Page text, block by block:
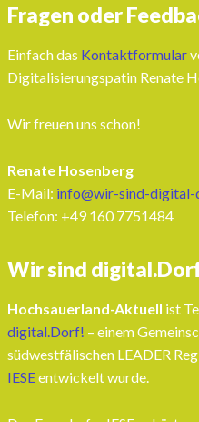
Fragen oder
Einfach das Kontaktformular
Digitalisierungspatin Renate
Wir freuen uns schon!
Renate Hosenberg
E-Mail: info@wir-sind-digital-
Telefon: ‭+49 160 7751484‬
Wir sind
Hochsauerland-Aktuell ist
digital.Dorf! – einem
südwestfälischen LEADER
IESEentwickelt wurde.